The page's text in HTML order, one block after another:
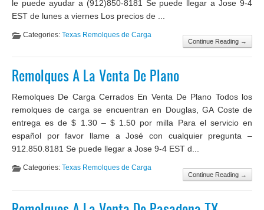
le puede ayudar a (912)850-8181 Se puede llegar a Jose 9-4
EST de lunes a viernes Los precios de ...
Continue Reading →
Categories: Texas Remolques de Carga
Remolques A La Venta De Plano
Remolques De Carga Cerrados En Venta De Plano Todos los
remolques de carga se encuentran en Douglas, GA Coste de
entrega es de $ 1.30 – $ 1.50 por milla Para el servicio en
español por favor llame a José con cualquier pregunta –
912.850.8181 Se puede llegar a Jose 9-4 EST d...
Continue Reading →
Categories: Texas Remolques de Carga